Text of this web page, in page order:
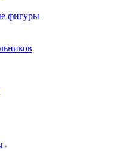
фигуры